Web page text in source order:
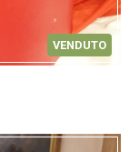
VENDUTO